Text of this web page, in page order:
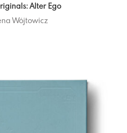
Alter Ego
Wójtowicz